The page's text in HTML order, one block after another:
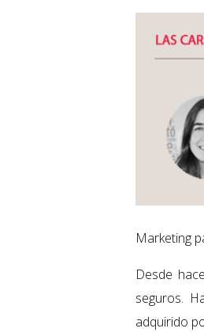
Marketing
Desde
seguros.
adquirido